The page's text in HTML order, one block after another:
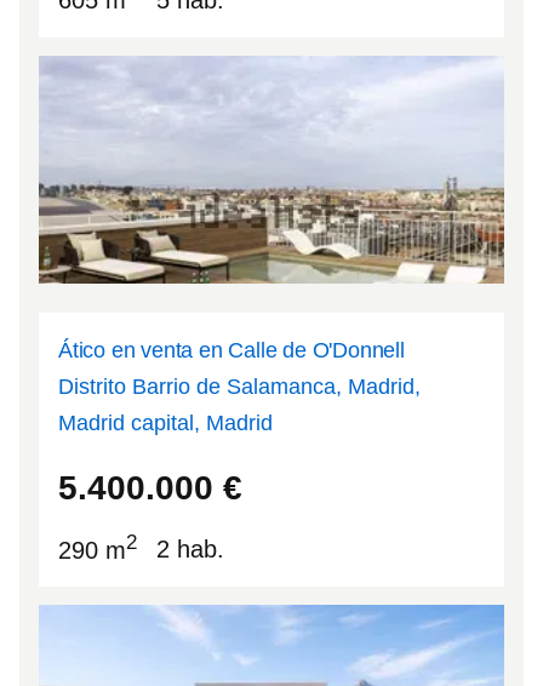
Ático en venta en Calle de O'Donnell
Distrito Barrio de Salamanca, Madrid,
Madrid capital, Madrid
5.400.000 €
290 m2 2 hab.